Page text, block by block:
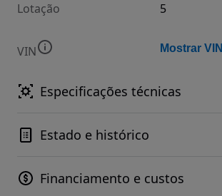
Lotação 5
VIN Mostrar VIN
Especificações técnicas
Estado e histórico
Financiamento e custos